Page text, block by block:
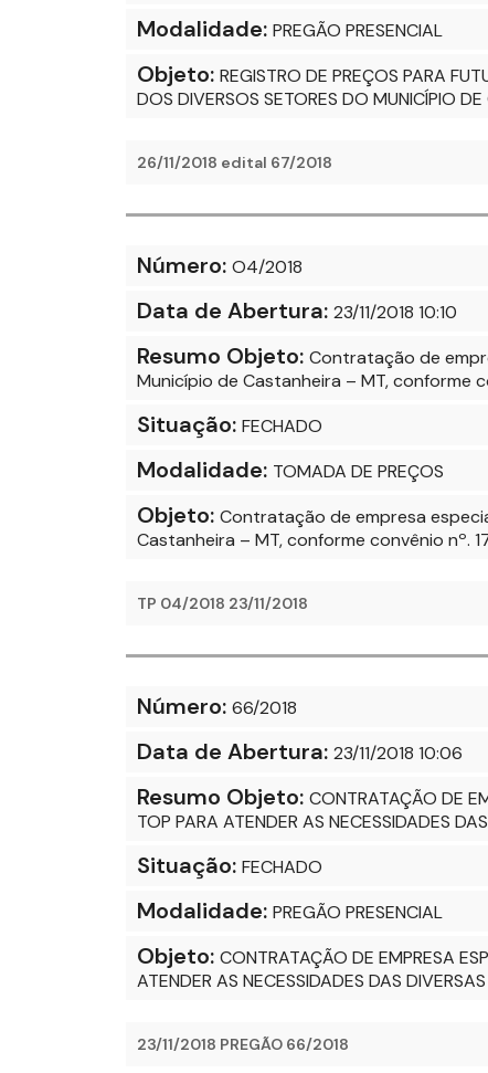
Modalidade: PREGÃO PRESENCIAL
Objeto: REGISTRO DE PREÇOS PARA
DOS DIVERSOS SETORES DO MUNICÍPIO
26/11/2018 edital 67/2018
Número: O4/2018
Data de Abertura: 23/11/2018 10:10
Resumo Objeto: Contratação de
Município de Castanheira – MT, conforme
Situação: FECHADO
Modalidade: TOMADA DE PREÇOS
Objeto: Contratação de empresa
Castanheira – MT, conforme convênio nº.
TP 04/2018 23/11/2018
Número: 66/2018
Data de Abertura: 23/11/2018 10:06
Resumo Objeto: CONTRATAÇÃO DE
TOP PARA ATENDER AS NECESSIDADES
Situação: FECHADO
Modalidade: PREGÃO PRESENCIAL
Objeto: CONTRATAÇÃO DE EMPRESA
ATENDER AS NECESSIDADES DAS
23/11/2018 PREGÃO 66/2018